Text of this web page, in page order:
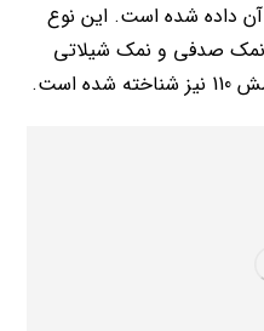
داده شده است. این نوع
نمک صدفی و نمک شیلاتی
است.